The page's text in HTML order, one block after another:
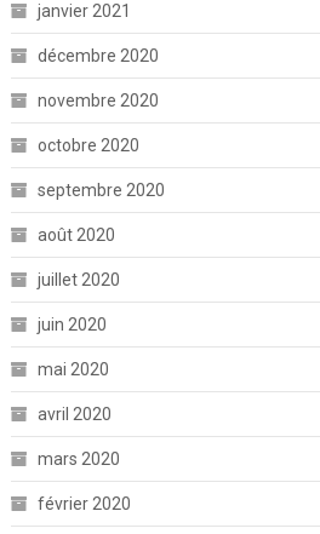
janvier 2021
décembre 2020
novembre 2020
octobre 2020
septembre 2020
août 2020
juillet 2020
juin 2020
mai 2020
avril 2020
mars 2020
février 2020